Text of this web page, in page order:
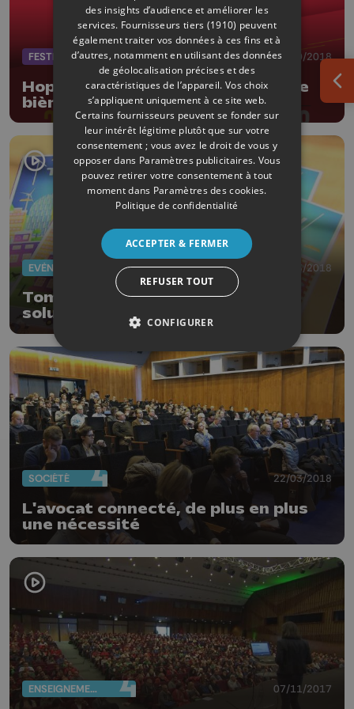
FESTIVAL 23/10/2018
Hoppy Days, le festival liégeois de
bières
EVÈNEMENTS 28/03/2018
Tommorrow Now, le salon des
solutions durables
SOCIÉTÉ 22/03/2018
L'avocat connecté, de plus en plus
une nécessité
ENSEIGNEMENT 07/11/2017
des insights d’audience et améliorer les
services. Fournisseurs tiers (1910) peuvent
également traiter vos données à ces fins et à
d’autres, notamment en utilisant des données
de géolocalisation précises et des
caractéristiques de l’appareil. Vos choix
s’appliquent uniquement à ce site web.
Certains fournisseurs peuvent se fonder sur
leur intérêt légitime plutôt que sur votre
consentement ; vous avez le droit de vous y
opposer dans Paramètres publicitaires. Vous
pouvez retirer votre consentement à tout
moment dans Paramètres des cookies.
Politique de confidentialité
ACCEPTER & FERMER
REFUSER TOUT
CONFIGURER